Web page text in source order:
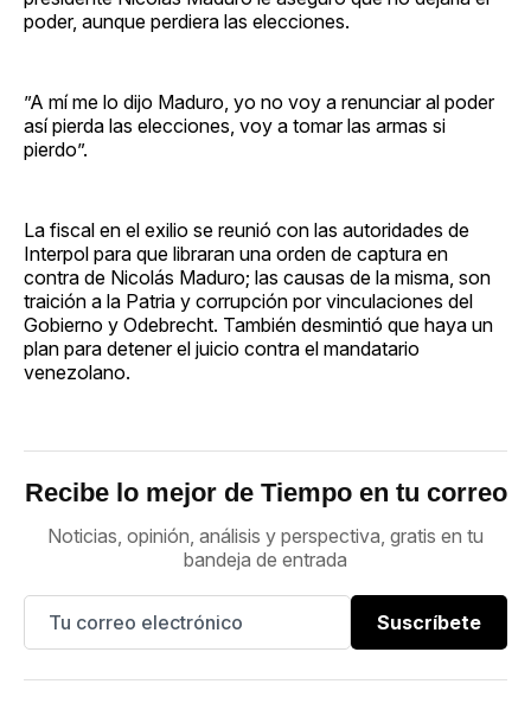
poder, aunque perdiera las elecciones.
”A mí me lo dijo Maduro, yo no voy a renunciar al poder
así pierda las elecciones, voy a tomar las armas si
pierdo”.
La fiscal en el exilio se reunió con las autoridades de
Interpol para que libraran una orden de captura en
contra de Nicolás Maduro; las causas de la misma, son
traición a la Patria y corrupción por vinculaciones del
Gobierno y Odebrecht. También desmintió que haya un
plan para detener el juicio contra el mandatario
venezolano.
Recibe lo mejor de Tiempo en tu correo
Noticias, opinión, análisis y perspectiva, gratis en tu
bandeja de entrada
Suscríbete